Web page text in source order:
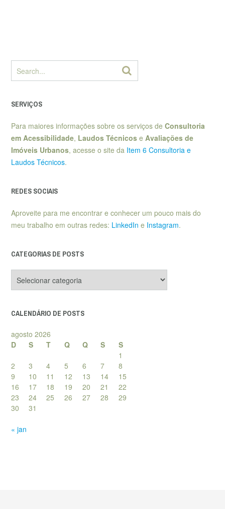
SERVIÇOS
Para maiores informações sobre os serviços de Consultoria
em Acessibilidade, Laudos Técnicos e Avaliações de
Imóveis Urbanos, acesse o site da Item 6 Consultoria e
Laudos Técnicos.
REDES SOCIAIS
Aproveite para me encontrar e conhecer um pouco mais do
meu trabalho em outras redes: LinkedIn e Instagram.
CATEGORIAS DE POSTS
de
CALENDÁRIO DE POSTS
agosto 2026
D
S T Q Q S
S
1
2
3 4 5 6 7
8
9
10 11 12 13 14
15
16
17 18 19 20 21
22
23
24 25 26 27 28
29
30
31
« jan